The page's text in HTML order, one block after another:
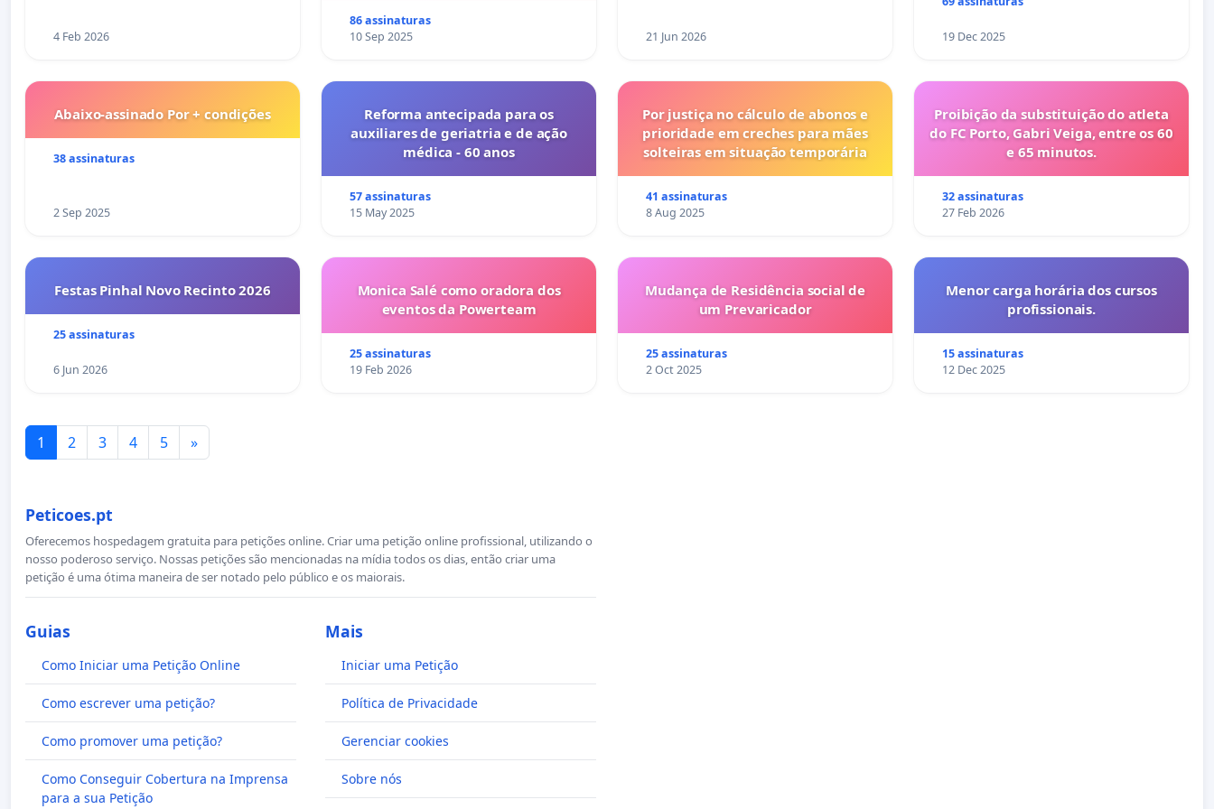
4 Feb 2026
86 assinaturas
10 Sep 2025
21 Jun 2026 19 Dec 2025
Abaixo-assinado Por + condições
38 assinaturas
2 Sep 2025
Reforma antecipada para os
auxiliares de geriatria e de ação
médica - 60 anos
57 assinaturas
15 May 2025
Por justiça no cálculo de abonos e
prioridade em creches para mães
solteiras em situação temporária
41 assinaturas
8 Aug 2025
Proibição da substituição do atleta
do FC Porto, Gabri Veiga, entre os 60
e 65 minutos.
32 assinaturas
27 Feb 2026
Festas Pinhal Novo Recinto 2026
25 assinaturas
6 Jun 2026
Monica Salé como oradora dos
eventos da Powerteam
25 assinaturas
19 Feb 2026
Mudança de Residência social de
um Prevaricador
25 assinaturas
2 Oct 2025
Menor carga horária dos cursos
profissionais.
15 assinaturas
12 Dec 2025
1 2 3 4 5 »
Peticoes.pt
Oferecemos hospedagem gratuita para petições online. Criar uma petição online profissional, utilizando o
nosso poderoso serviço. Nossas petições são mencionadas na mídia todos os dias, então criar uma
petição é uma ótima maneira de ser notado pelo público e os maiorais.
Guias
Como Iniciar uma Petição Online
Como escrever uma petição?
Como promover uma petição?
Como Conseguir Cobertura na Imprensa
para a sua Petição
Mais
Iniciar uma Petição
Política de Privacidade
Gerenciar cookies
Sobre nós